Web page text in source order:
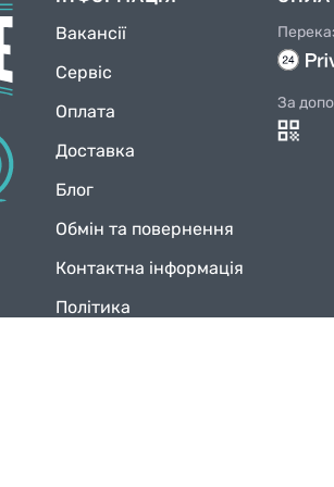
Вакансії
Сервіс
Оплата
Доставка
Блог
Обмін та повернення
Контактна інформація
Політика
За